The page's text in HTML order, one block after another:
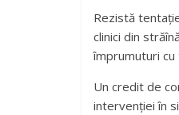
Rezistă
clinici din
împrumuturi
Un credit de
intervenției în